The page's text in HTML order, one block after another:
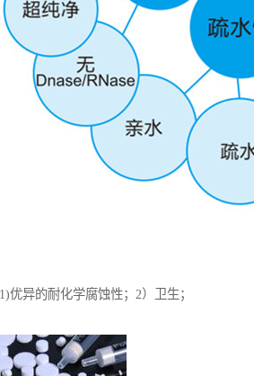
优异的耐化学腐蚀性；2）卫生；